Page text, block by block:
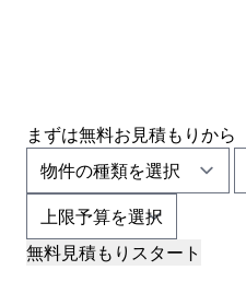
まずは無料お見積もりから
無料見積もりスタート